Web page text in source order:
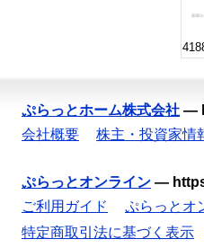
ぷらっとホーム株式会社 —
会社概要
株主・投資家情
ぷらっとオンライン —
ご利用ガイド
ぷらっとオ
特定商取引法に基づく表示